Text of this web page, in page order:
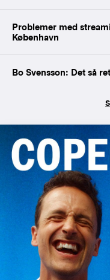
Problemer med
København
Bo Svensson: Det så